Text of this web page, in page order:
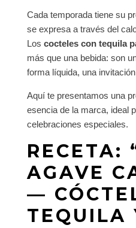
Cada temporada tiene su
se expresa a través del
Los cocteles con tequila
más que una bebida: son
forma líquida, una
Aquí te presentamos una
esencia de la marca, ideal
celebraciones especiales.
RECETA:
AGAVE
—
TEQUILA